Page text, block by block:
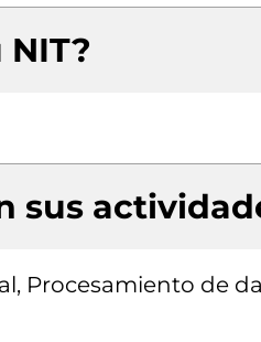
NIT?
sus
Procesamiento de